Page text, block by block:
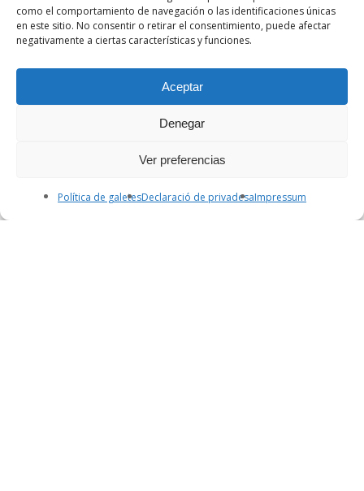
como el comportamiento de navegación o las identificaciones únicas
en este sitio. No consentir o retirar el consentimiento, puede afectar
negativamente a ciertas características y funciones.
Aceptar
Denegar
Ver preferencias
Política de galetesDeclaració de privadesaImpressum